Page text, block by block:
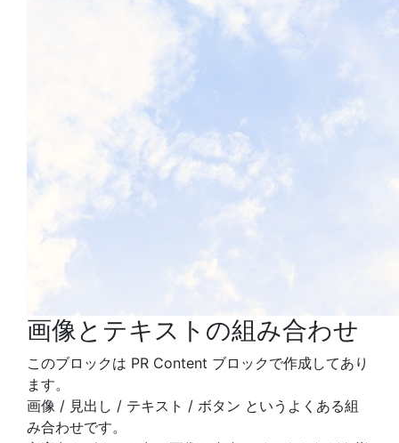
画像とテキストの組み合わせ
このブロックは PR Content ブロックで作成してあり
ます。
画像 / 見出し / テキスト / ボタン というよくある組
み合わせです。